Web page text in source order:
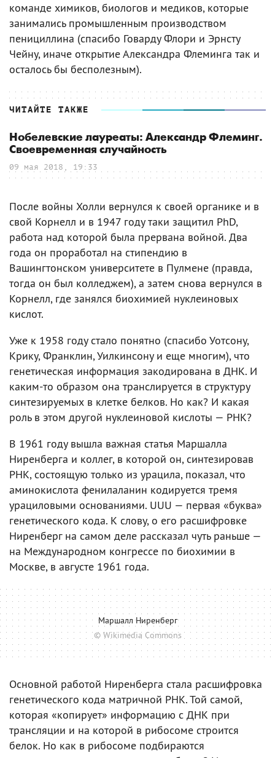
команде химиков, биологов и медиков, которые
занимались промышленным производством
пенициллина (спасибо Говарду Флори и Эрнсту
Чейну, иначе открытие Александра Флеминга так и
осталось бы бесполезным).
ЧИТАЙТЕ ТАКЖЕ
Нобелевские лауреаты: Александр Флеминг.
Своевременная случайность
09 мая 2018, 19:33
После войны Холли вернулся к своей органике и в
свой Корнелл и в 1947 году таки защитил PhD,
работа над которой была прервана войной. Два
года он проработал на стипендию в
Вашингтонском университете в Пулмене (правда,
тогда он был колледжем), а затем снова вернулся в
Корнелл, где занялся биохимией нуклеиновых
кислот.
Уже к 1958 году стало понятно (спасибо Уотсону,
Крику, Франклин, Уилкинсону и еще многим), что
генетическая информация закодирована в ДНК. И
каким-то образом она транслируется в структуру
синтезируемых в клетке белков. Но как? И какая
роль в этом другой нуклеиновой кислоты — РНК?
В 1961 году вышла важная статья Маршалла
Ниренберга и коллег, в которой он, синтезировав
РНК, состоящую только из урацила, показал, что
аминокислота фенилаланин кодируется тремя
урациловыми основаниями. UUU — первая «буква»
генетического кода. К слову, о его расшифровке
Ниренберг на самом деле рассказал чуть раньше —
на Международном конгрессе по биохимии в
Москве, в августе 1961 года.
Маршалл Ниренберг
© Wikimedia Commons
Основной работой Ниренберга стала расшифровка
генетического кода матричной РНК. Той самой,
которая «копирует» информацию с ДНК при
трансляции и на которой в рибосоме строится
белок. Но как в рибосоме подбираются